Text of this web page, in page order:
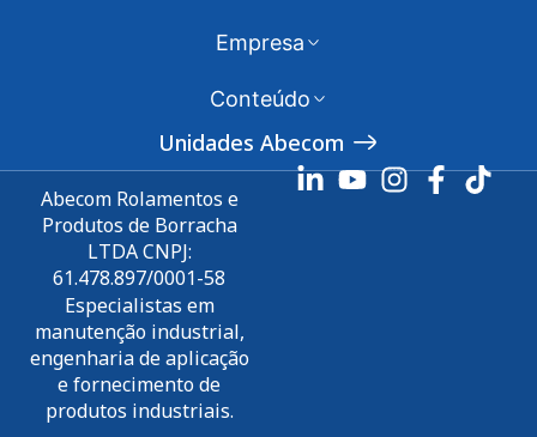
Empresa
Conteúdo
Unidades Abecom
Abecom Rolamentos e
Produtos de Borracha
LTDA CNPJ:
61.478.897/0001-58
Especialistas em
manutenção industrial,
engenharia de aplicação
e fornecimento de
produtos industriais.